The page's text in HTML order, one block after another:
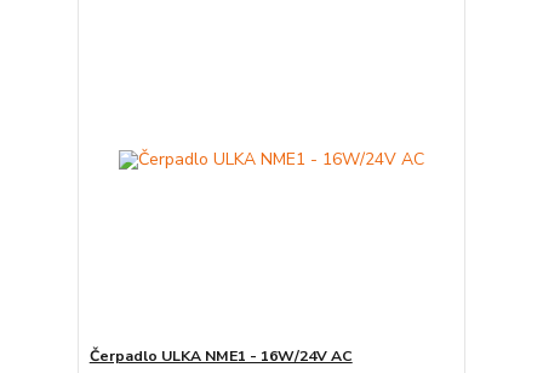
Čerpadlo ULKA NME1 - 16W/24V AC